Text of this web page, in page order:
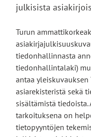
julkisista
Turun
tiedonhallinnasta
tiedonhallintalaki)
antaa
asiarekisteristä sekä
sisältämistä
tarkoituksena on
tietopyyntöjen